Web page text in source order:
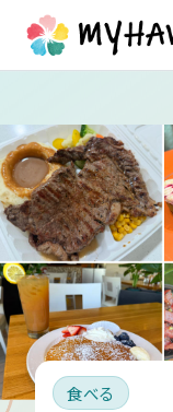
食べる